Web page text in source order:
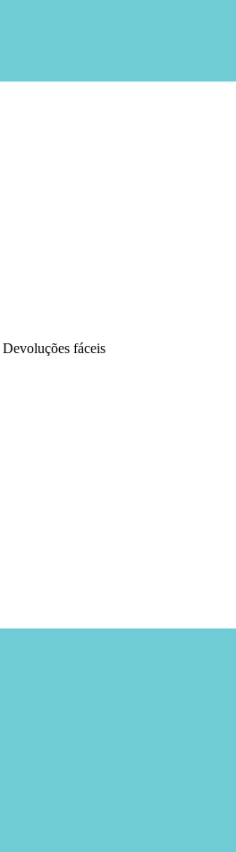
Devoluções fáceis